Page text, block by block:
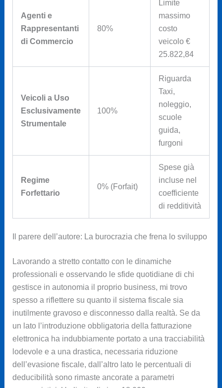
Agenti e
Rappresentanti
di Commercio
80%
Limite
massimo
costo
veicolo €
25.822,84
Veicoli a Uso
Esclusivamente
Strumentale
100%
Riguarda
Taxi,
noleggio,
scuole
guida,
furgoni
Regime
Forfettario
0% (Forfait)
Spese già
incluse nel
coefficiente
di redditività
Il parere dell’autore: La burocrazia che frena lo sviluppo
Lavorando a stretto contatto con le dinamiche
professionali e osservando le sfide quotidiane di chi
gestisce in autonomia il proprio business, mi trovo
spesso a riflettere su quanto il sistema fiscale sia
inutilmente gravoso e disconnesso dalla realtà. Se da
un lato l’introduzione obbligatoria della fatturazione
elettronica ha indubbiamente portato a una tracciabilità
lodevole e a una drastica, necessaria riduzione
dell’evasione fiscale, dall’altro lato le percentuali di
deducibilità sono rimaste ancorate a parametri